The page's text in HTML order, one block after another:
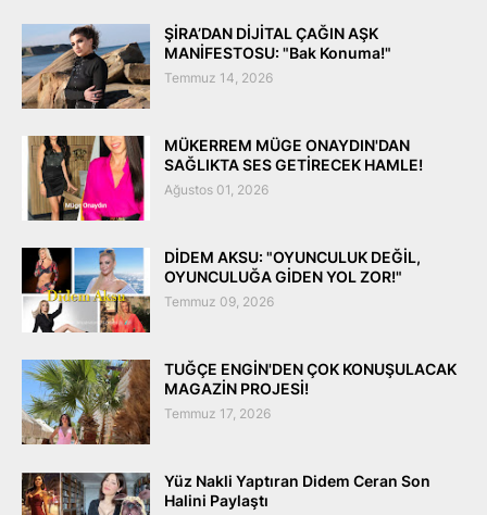
ŞİRA’DAN DİJİTAL ÇAĞIN AŞK
MANİFESTOSU: "Bak Konuma!"
Temmuz 14, 2026
MÜKERREM MÜGE ONAYDIN'DAN
SAĞLIKTA SES GETİRECEK HAMLE!
Ağustos 01, 2026
DİDEM AKSU: "OYUNCULUK DEĞİL,
OYUNCULUĞA GİDEN YOL ZOR!"
Temmuz 09, 2026
TUĞÇE ENGİN'DEN ÇOK KONUŞULACAK
MAGAZİN PROJESİ!
Temmuz 17, 2026
Yüz Nakli Yaptıran Didem Ceran Son
Halini Paylaştı